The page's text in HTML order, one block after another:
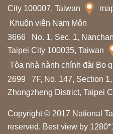
i
n
t
h
a
m
q
u
a
City 100007, Taiwan
Khuôn viên Nam Môn
3666
No. 1, Sec. 1,
Taipei City 100035, Taiwan
Tòa nhà hành chính đài Bo
2699
7F, No. 147, Section
Zhongzheng District, Taipei
Copyright © 2017 National
reserved. Best view by